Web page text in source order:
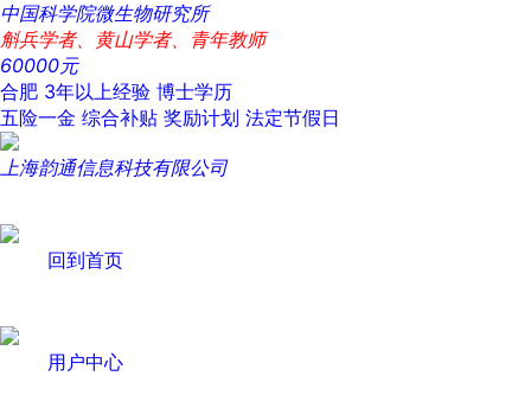
中国科学院微生物研究所
斛兵学者、黄山学者、青年教师
60000元
合肥 3年以上经验 博士学历
五险一金 综合补贴 奖励计划 法定节假日
上海韵通信息科技有限公司
回到首页
用户中心